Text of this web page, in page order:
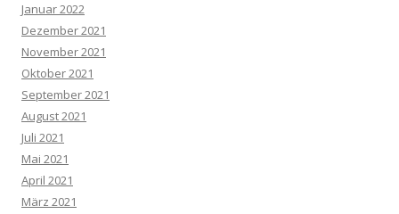
Januar 2022
Dezember 2021
November 2021
Oktober 2021
September 2021
August 2021
Juli 2021
Mai 2021
April 2021
März 2021